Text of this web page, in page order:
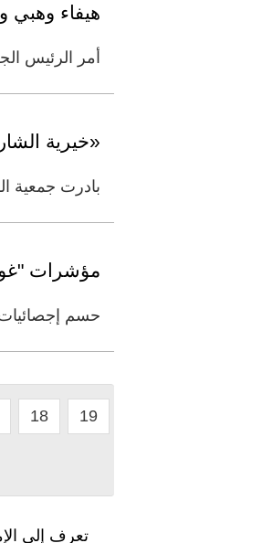
هيفاء وهبي
أمر الرئيس
«خيرية
بادرت جمعية الشارقة الخيرية
مؤشرات
حسم إجصائيات
18 19
تعرف إلى